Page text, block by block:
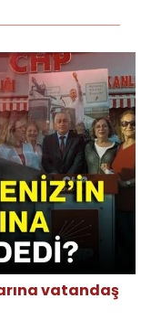
vatandaş